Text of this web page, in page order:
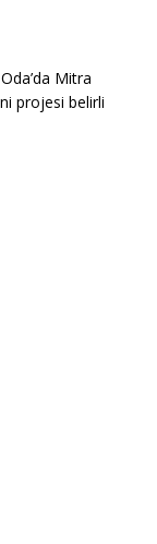
Mitra
projesi belirli